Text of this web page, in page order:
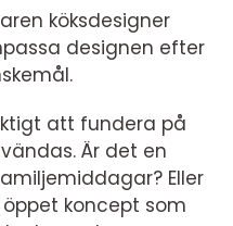
köksdesigner
designen efter
att fundera på
Är det en
Eller
koncept som